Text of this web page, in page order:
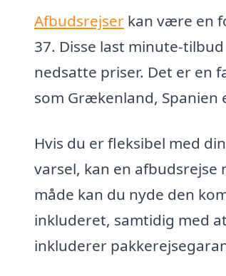
Afbudsrejser kan være en
37. Disse last minute-
nedsatte priser. Det er en
som Grækenland, Spanien
Hvis du er fleksibel med
varsel, kan en
måde kan du nyde den
inkluderet, samtidig med
inkluderer